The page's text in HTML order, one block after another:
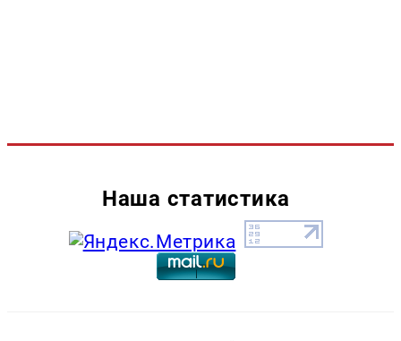
Наша статистика